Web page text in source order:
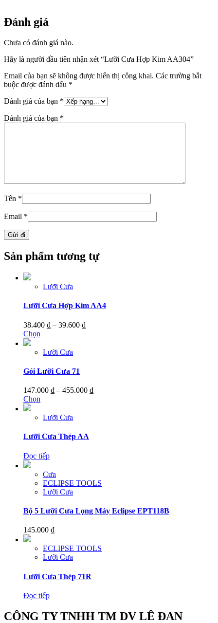
Đánh giá
Chưa có đánh giá nào.
Hãy là người đầu tiên nhận xét “Lưỡi Cưa Hợp Kim AA304”
Email của bạn sẽ không được hiển thị công khai. Các trường bắt
buộc được đánh dấu *
Đánh giá của bạn *
Đánh giá của bạn *
Tên *
Email *
Sản phẩm tương tự
Lưỡi Cưa
Lưỡi Cưa Hợp Kim AA4
38.400 ₫ – 39.600 ₫Khoảng
Chọn
này
nhiều
biến
thể.
Các
tùy
có
được
trên
sản
phẩm
Lưỡi Cưa
Gói Lưỡi Cưa 71
147.000 ₫ – 455.000 ₫Khoảng
Chọn
này
nhiều
biến
thể.
Các
chọn
có
thể
chọn
trang
phẩm
Lưỡi Cưa
Lưỡi Cưa Thép AA
Đọc tiếp
Cưa
ECLIPSE TOOLS
Lưỡi Cưa
Bộ 5 Lưỡi Cưa Lọng Máy Eclipse EPT118B
145.000 ₫
ECLIPSE TOOLS
Lưỡi Cưa
Lưỡi Cưa Thép 71R
Đọc tiếp
CÔNG TY TNHH TM DV LÊ ĐAN